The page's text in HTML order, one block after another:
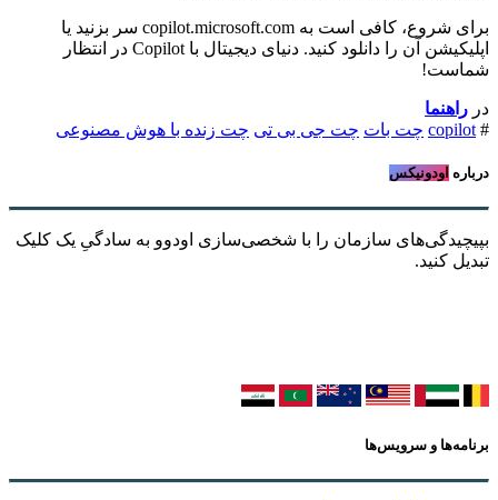
برای شروع، کافی است به copilot.microsoft.com سر بزنید یا
اپلیکیشن آن را دانلود کنید. دنیای دیجیتال با Copilot در انتظار
شماست!
در راهنما
#
copilot چت بات چت جی بی تی چت زنده با هوش مصنوعی
درباره اودونیکس
بپیچیدگی‌های سازمان را با شخصی‌سازی اودوو به سادگیِ یک کلیک
تبدیل کنید.
برنامه‌ها و سرویس‌ها